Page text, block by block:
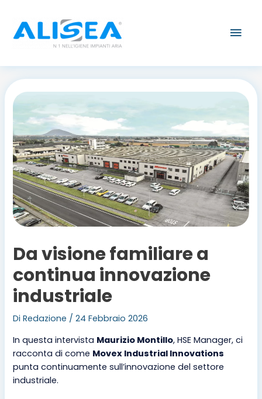
contenuto
Da visione familiare a
continua innovazione
industriale
DiRedazione /24 Febbraio 2026
In questa intervista Maurizio Montillo, HSE Manager, ci
racconta di come Movex Industrial Innovations
punta continuamente sull’innovazione del settore
industriale.